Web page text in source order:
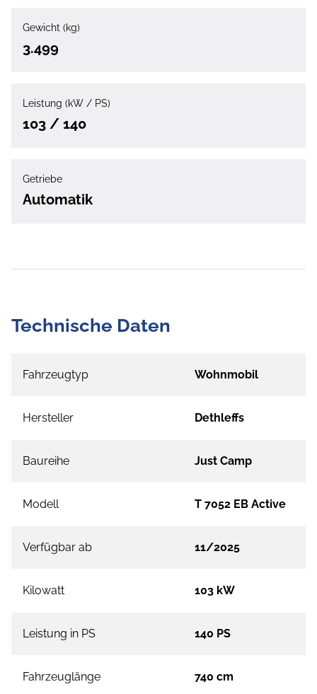
Gewicht (kg)
3.499
Leistung (kW / PS)
103 / 140
Getriebe
Automatik
Technische Daten
Fahrzeugtyp Wohnmobil
Hersteller Dethleffs
Baureihe Just Camp
Modell T 7052 EB Active
Verfügbar ab 11/2025
Kilowatt 103 kW
Leistung in PS 140 PS
Fahrzeuglänge 740 cm